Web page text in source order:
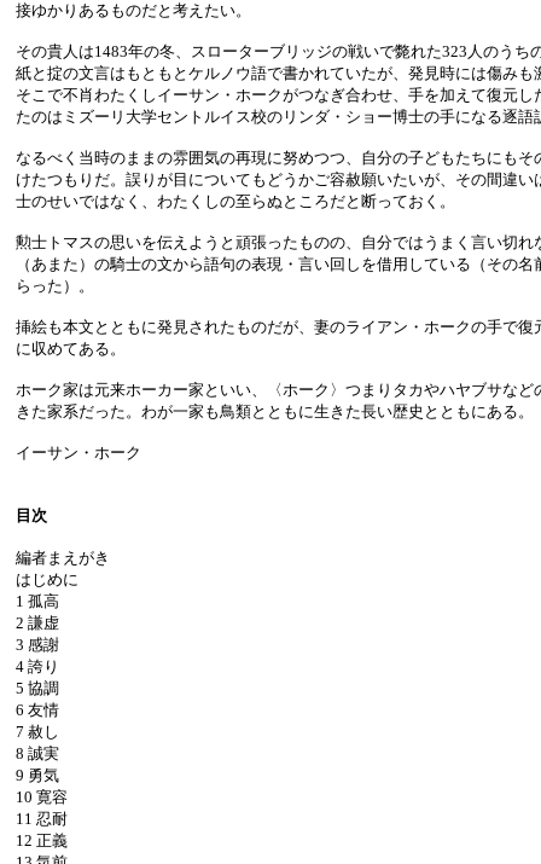
接ゆかりあるものだと考えたい。
その貴人は1483年の冬、スローターブリッジの戦いで斃れた323人のうち
紙と掟の文言はもともとケルノウ語で書かれていたが、発見時には傷みも
そこで不肖わたくしイーサン・ホークがつなぎ合わせ、手を加えて復元し
たのはミズーリ大学セントルイス校のリンダ・ショー博士の手になる逐語
なるべく当時のままの雰囲気の再現に努めつつ、自分の子どもたちにもそ
けたつもりだ。誤りが目についてもどうかご容赦願いたいが、その間違い
士のせいではなく、わたくしの至らぬところだと断っておく。
勲士トマスの思いを伝えようと頑張ったものの、自分ではうまく言い切れ
（あまた）の騎士の文から語句の表現・言い回しを借用している（その
らった）。
挿絵も本文とともに発見されたものだが、妻のライアン・ホークの手で復
に収めてある。
ホーク家は元来ホーカー家といい、〈ホーク〉つまりタカやハヤブサなど
きた家系だった。わが一家も鳥類とともに生きた長い歴史とともにある。
イーサン・ホーク
目次
編者まえがき
はじめに
1 孤高
2 謙虚
3 感謝
4 誇り
5 協調
6 友情
7 赦し
8 誠実
9 勇気
10 寛容
11 忍耐
12 正義